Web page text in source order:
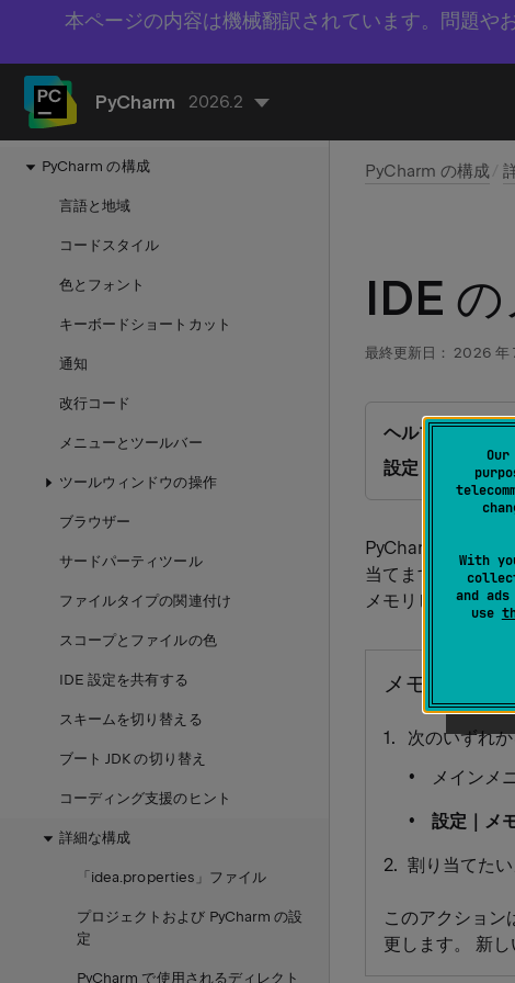
With
and
use
本ページの内容は機械翻訳されています。問題や
PyCharm 2026.2
入門
PyCharm の構成
言語と地域
コードスタイル
色とフォント
キーボードショートカット
通知
改行コード
メニューとツールバー
ツールウィンドウの操作
ブラウザー
サードパーティツール
ファイルタイプの関連付け​
スコープとファイルの色
IDE 設定を共有する
スキームを切り替える
ブート JDK の切り替え
コーディング支援のヒント
詳細な構成
「idea.properties」ファイル
プロジェクトおよび PyCharm の設
定
PyCharm で使用されるディレクト
PyCharm の構成
IDE
最終更新日： 2026 年
ヘルプ｜メモリ
設定｜メモリ使
PyCharm を実行
当てます。 デフ
メモリヒープを増
メモリヒープ
次のいずれ
メインメ
設定｜メ
割り当てた
このアクション
更します。 新